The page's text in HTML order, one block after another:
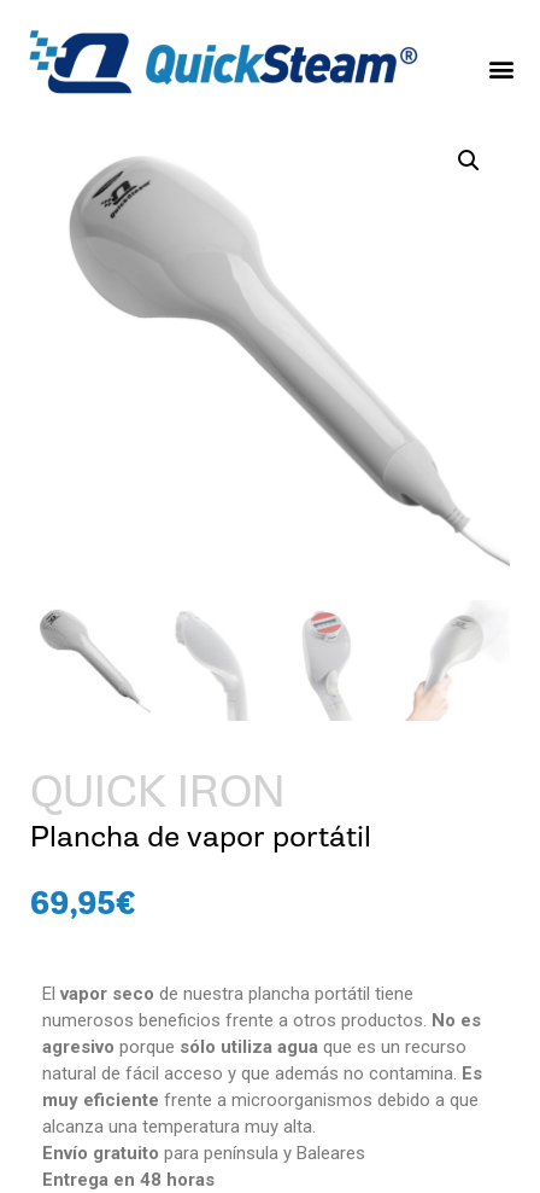
QUICK IRON
Plancha de vapor portátil
69,95€
Elvapor seco de nuestra plancha portátil tiene
numerosos beneficios frente a otros productos. No es
agresivo porque sólo utiliza agua que es un recurso
natural de fácil acceso y que además no contamina. Es
muy eficiente frente a microorganismos debido a que
alcanza una temperatura muy alta.
Envío gratuito para península y Baleares
Entrega en 48 horas